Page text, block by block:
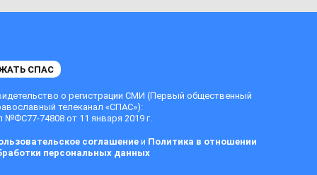
СПАС
о регистрации СМИ (Первый общественный
телеканал «СПАС»):
№ФС77-74808 от 11 января 2019 г.
соглашениеи Политика в отношении
персональных данных